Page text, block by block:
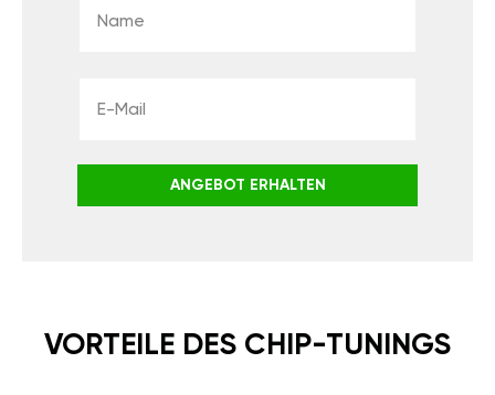
ANGEBOT ERHALTEN
VORTEILE DES CHIP-TUNINGS